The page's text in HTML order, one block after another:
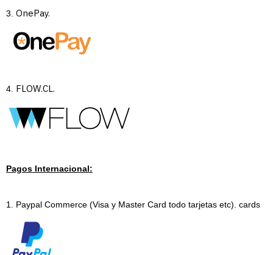
3. OnePay.
4. FLOW.CL.
Pagos Internacional:
1. Paypal Commerce (Visa y Master Card todo tarjetas etc). cards